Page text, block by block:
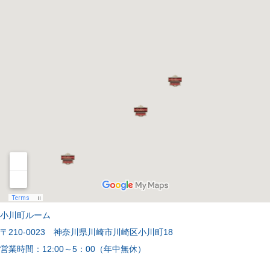
小川町ルーム
〒210-0023 神奈川県川崎市川崎区小川町18
営業時間：12:00～5：00（年中無休）